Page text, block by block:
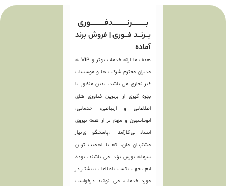
بـــــــــرنـــــــــدفـــــــــوری
بــرنــد فــوری | فروش برند
آماده
هدف ما ارائه خدمات بهتر و VIP به
مدیران محترم شرکت ها و موسسات
غیر تجاری می باشد. بدین منظور با
بهره گیری از برترین فناوری های
اطلاعاتی و ارتباطی، خدماتی،
اتوماسیون و مهم تر از همه نیروی
انسانی کارآمد، پاسخگوی نیاز
مشتریان مان، که با اهمیت ترین
سرمایه بورس برند می باشند، بوده
ایم. جهت کسب اطلاعات بیشتر در
مورد خدمات، می توانید درخواست